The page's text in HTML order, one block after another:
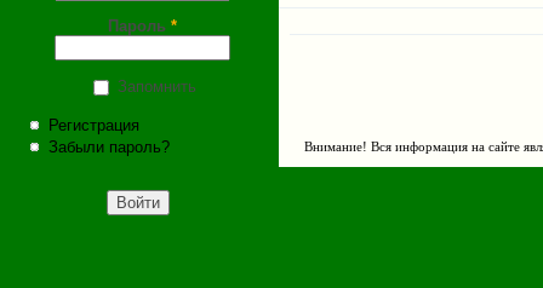
Пароль *
Запомнить
Регистрация
Забыли пароль?
Внимание! Вся информация на сайте